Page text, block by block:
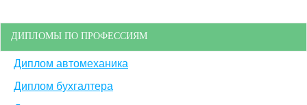
ДИПЛОМЫ ПО ПРОФЕССИЯМ
Диплом автомеханика
Диплом бухгалтера